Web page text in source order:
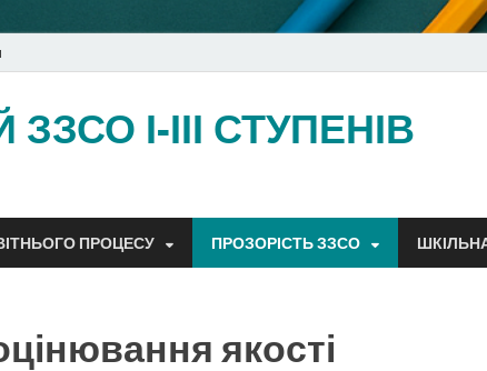
І-ІІІ СТУПЕНІВ
ПРОЦЕСУ ПРОЗОРІСТЬ ЗЗСО
якості